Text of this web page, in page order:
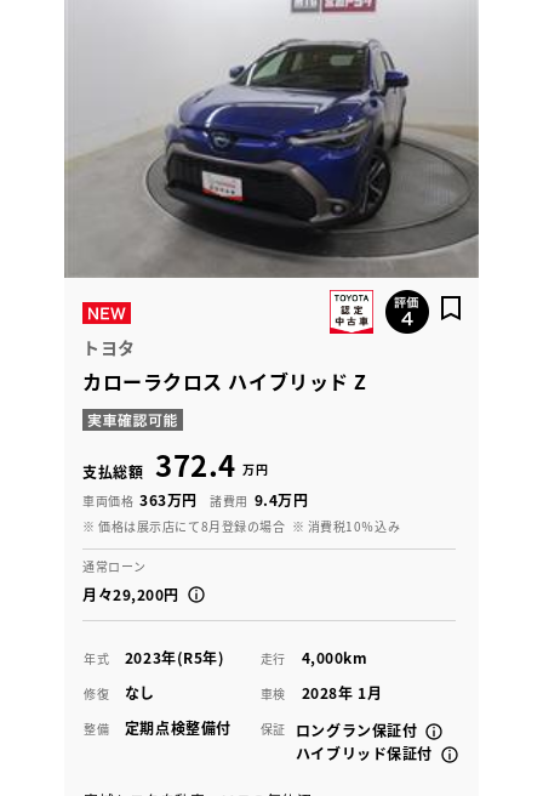
トヨタ
カローラクロス ハイブリッド Z
支払総額 372.4 万円
車両価格 363万円 諸費用 9.4万円
※ 価格は展示店にて8月登録の場合 ※ 消費税10％込み
通常ローン
月々29,200円
年式 2023年(R5年) 走行 4,000km
修復 なし 車検 2028年 1月
整備 定期点検整備付 保証
ロングラン保証付
ハイブリッド保証付